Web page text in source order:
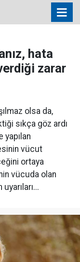
hata
zarar
olsa da,
sıkça göz ardı
vücut
ortaya
vücuda olan